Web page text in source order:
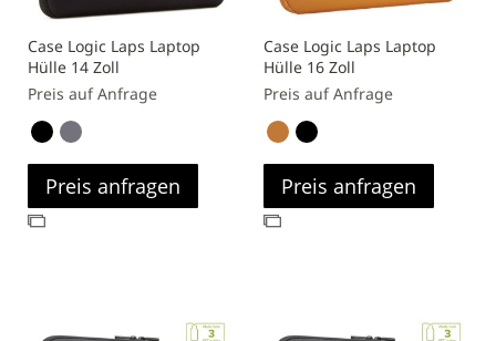
Case Logic Laps Laptop
Hülle 14 Zoll
Preis auf Anfrage
Preis anfragen
Zur
Case Logic Laps Laptop
Hülle 16 Zoll
Preis auf Anfrage
Preis anfragen
Zur